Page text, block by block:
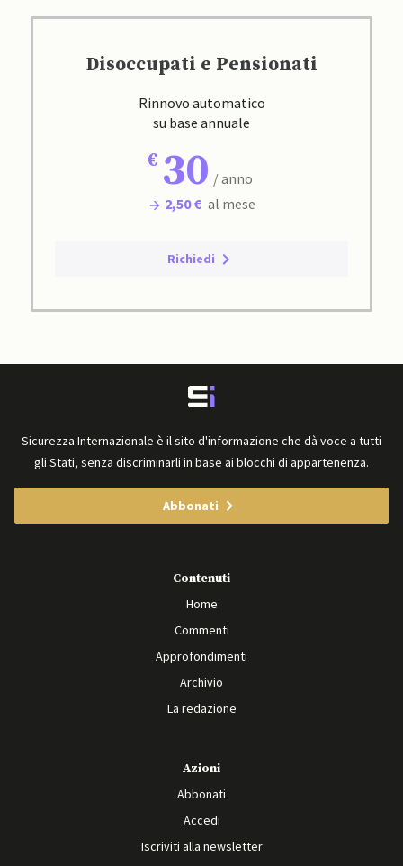
Disoccupati e Pensionati
Rinnovo automatico
su base annuale
30 / anno
2,50 € al mese
Richiedi
Sicurezza Internazionale è il sito d'informazione che dà voce a tutti
gli Stati, senza discriminarli in base ai blocchi di appartenenza.
Abbonati
Contenuti
Home
Commenti
Approfondimenti
Archivio
La redazione
Azioni
Abbonati
Accedi
Iscriviti alla newsletter